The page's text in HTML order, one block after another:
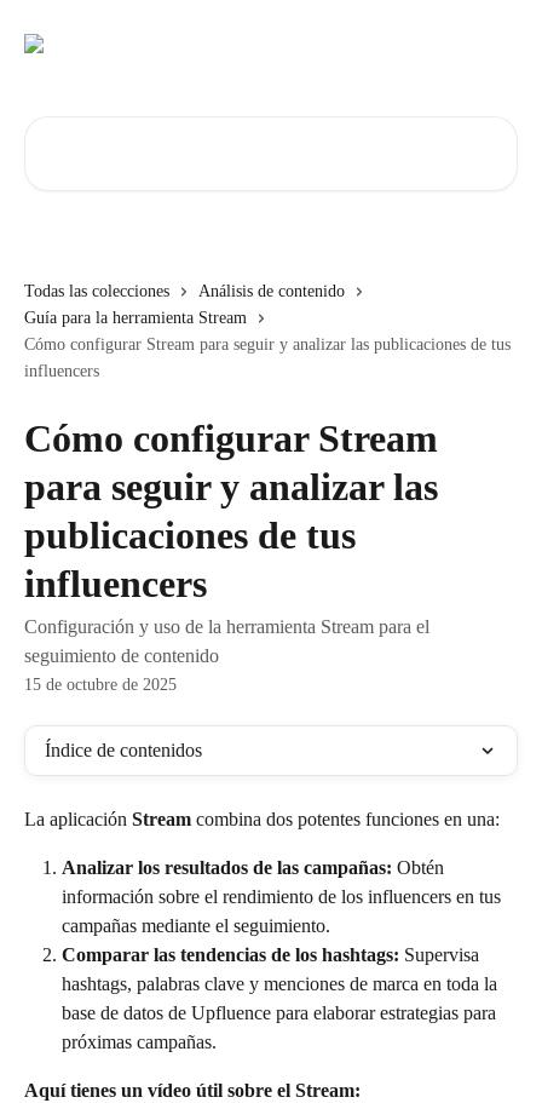
Todas las colecciones
Análisis de contenido
Guía para la herramienta Stream
Cómo configurar Stream para seguir y analizar las publicaciones de tus
influencers
Cómo configurar Stream
para seguir y analizar las
publicaciones de tus
influencers
Configuración y uso de la herramienta Stream para el
seguimiento de contenido
15 de octubre de 2025
Índice de contenidos
La aplicación Stream combina dos potentes funciones en una:
Analizar los resultados de las campañas: Obtén
información sobre el rendimiento de los influencers en tus
campañas mediante el seguimiento.
Comparar las tendencias de los hashtags: Supervisa
hashtags, palabras clave y menciones de marca en toda la
base de datos de Upfluence para elaborar estrategias para
próximas campañas.
Aquí tienes un vídeo útil sobre el Stream: